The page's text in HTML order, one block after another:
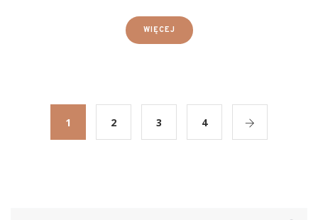
WIĘCEJ
1 2 3 4